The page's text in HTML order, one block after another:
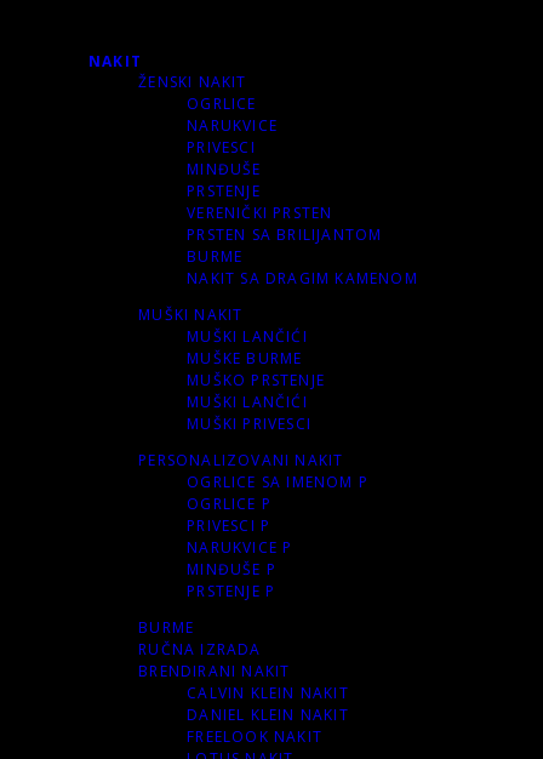
NAKIT
ŽENSKI NAKIT
OGRLICE
NARUKVICE
PRIVESCI
MINĐUŠE
PRSTENJE
VERENIČKI PRSTEN
PRSTEN SA BRILIJANTOM
BURME
NAKIT SA DRAGIM KAMENOM
MUŠKI NAKIT
MUŠKI LANČIĆI
MUŠKE BURME
MUŠKO PRSTENJE
MUŠKI LANČIĆI
MUŠKI PRIVESCI
PERSONALIZOVANI NAKIT
OGRLICE SA IMENOM P
OGRLICE P
PRIVESCI P
NARUKVICE P
MINĐUŠE P
PRSTENJE P
BURME
RUČNA IZRADA
BRENDIRANI NAKIT
CALVIN KLEIN NAKIT
DANIEL KLEIN NAKIT
FREELOOK NAKIT